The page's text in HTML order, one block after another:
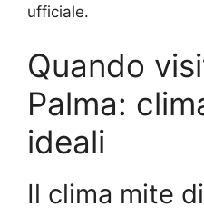
ufficiale.
Quando
Palma:
ideali
Il clima mite